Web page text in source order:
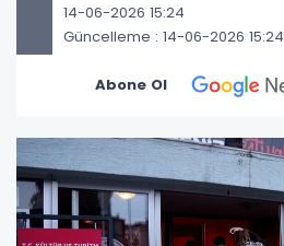
14-06-2026 15:24
Güncelleme : 14-06-2026 15:24
Abone Ol